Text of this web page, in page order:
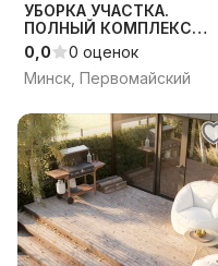
УБОРКА УЧАСТКА.
ПОЛНЫЙ КОМПЛЕКС
УСЛУГ. РАСЧИСТКА
УЧАСТКА..
0,0
0 оценок
Минск, Первомайский